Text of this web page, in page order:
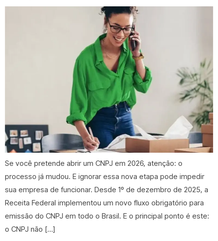
Se você pretende abrir um CNPJ em 2026, atenção: o
processo já mudou. E ignorar essa nova etapa pode impedir
sua empresa de funcionar. Desde 1º de dezembro de 2025, a
Receita Federal implementou um novo fluxo obrigatório para
emissão do CNPJ em todo o Brasil. E o principal ponto é este:
o CNPJ não […]